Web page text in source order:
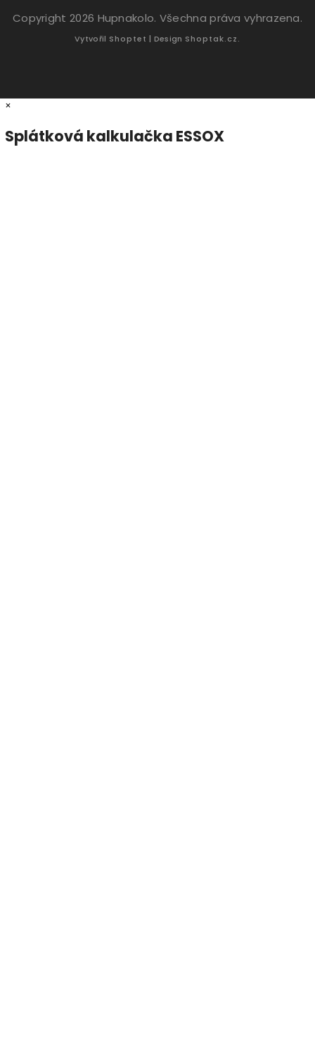
Copyright 2026 Hupnakolo. Všechna práva vyhrazena.
Vytvořil Shoptet | Design Shoptak.cz.
×
Splátková kalkulačka ESSOX